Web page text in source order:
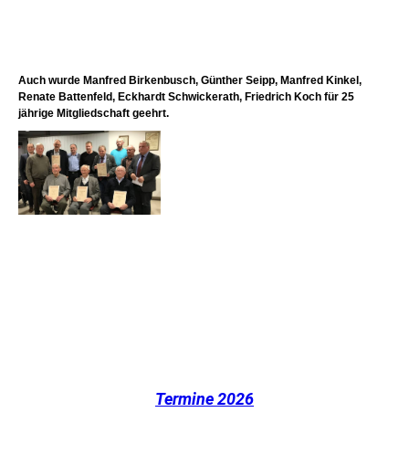
Auch wurde Manfred Birkenbusch, Günther Seipp, Manfred Kinkel,
Renate Battenfeld, Eckhardt Schwickerath, Friedrich Koch für 25
jährige Mitgliedschaft geehrt.
Termine 2026